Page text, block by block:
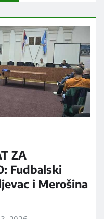
ZA
Fudbalski
i Merošina